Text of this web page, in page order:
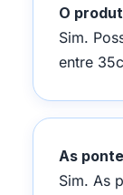
O
Sim.
entre
As
Sim. As